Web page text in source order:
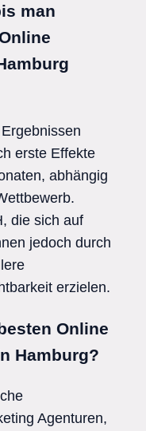
man
erste Effekte
abhängig
die sich auf
jedoch durch
erzielen.
Online
Hamburg?
Agenturen,